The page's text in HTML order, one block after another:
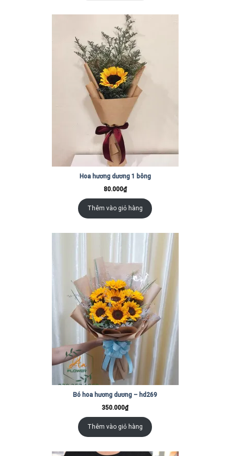
Hoa hương dương 1 bông
80.000₫
Thêm vào giỏ hàng
Bó hoa hương dương – hd269
350.000₫
Thêm vào giỏ hàng